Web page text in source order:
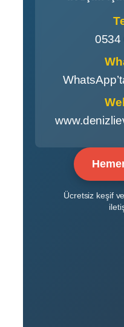
0534
Ücretsiz keşif